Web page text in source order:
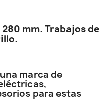
mm. Trabajos de
marca de
para estas